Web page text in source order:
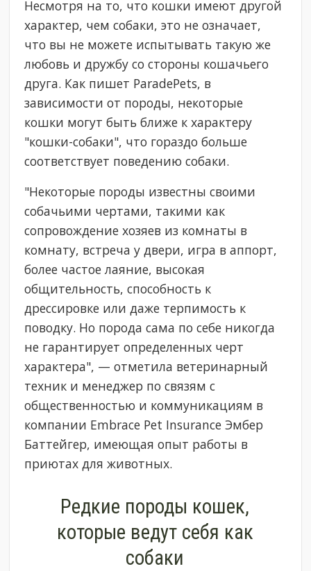
Несмотря на то, что кошки имеют другой
характер, чем собаки, это не означает,
что вы не можете испытывать такую же
любовь и дружбу со стороны кошачьего
друга. Как пишет ParadePets, в
зависимости от породы, некоторые
кошки могут быть ближе к характеру
"кошки-собаки", что гораздо больше
соответствует поведению собаки.
"Некоторые породы известны своими
собачьими чертами, такими как
сопровождение хозяев из комнаты в
комнату, встреча у двери, игра в аппорт,
более частое лаяние, высокая
общительность, способность к
дрессировке или даже терпимость к
поводку. Но порода сама по себе никогда
не гарантирует определенных черт
характера", — отметила ветеринарный
техник и менеджер по связям с
общественностью и коммуникациям в
компании Embrace Pet Insurance Эмбер
Баттейгер, имеющая опыт работы в
приютах для животных.
Редкие породы кошек,
которые ведут себя как
собаки